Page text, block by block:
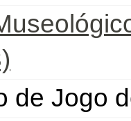
de Jogo